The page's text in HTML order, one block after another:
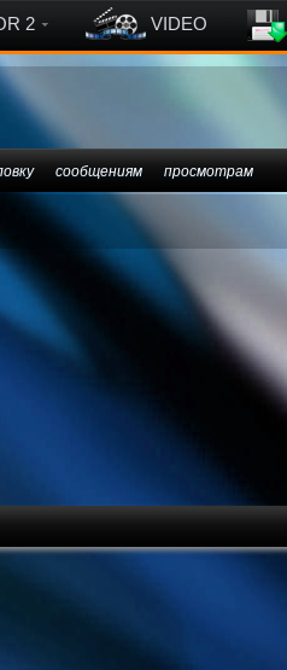
2 VIDEO
сообщениям просмотрам